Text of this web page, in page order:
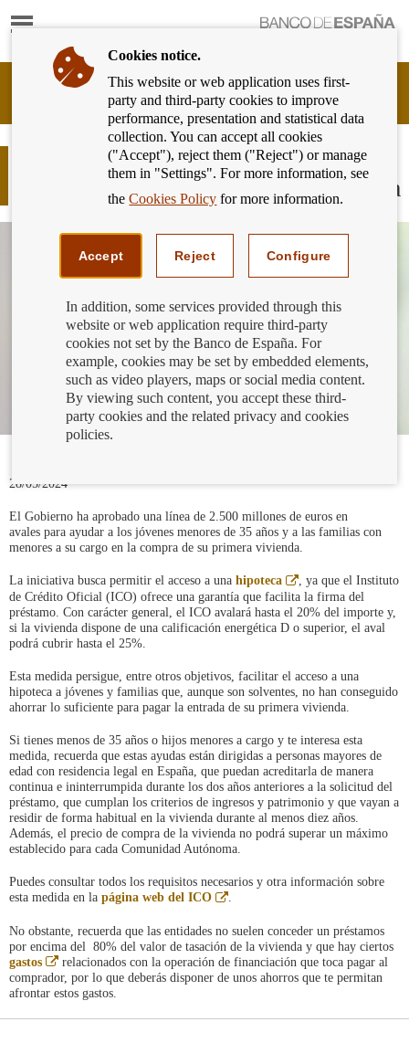
Show
Banking
Customer
Banco
España
Eurosystem,
Jóvenes y familias con niños: ayudas
para la compra de la primera vivienda
28/05/2024
El Gobierno ha aprobado una línea de 2.500 millones de euros en
avales para ayudar a los jóvenes menores de 35 años y a las familias con
menores a su cargo en la compra de su primera vivienda.
La iniciativa busca permitir el acceso a una hipoteca
Abre
en
ventana
nueva
, ya que el Instituto
de Crédito Oficial (ICO) ofrece una garantía que facilita la firma del
préstamo. Con carácter general, el ICO avalará hasta el 20% del importe y,
si la vivienda dispone de una calificación energética D o superior, el aval
podrá cubrir hasta el 25%.
Esta medida persigue, entre otros objetivos, facilitar el acceso a una
hipoteca a jóvenes y familias que, aunque son solventes, no han conseguido
ahorrar lo suficiente para pagar la entrada de su primera vivienda.
Si tienes menos de 35 años o hijos menores a cargo y te interesa esta
medida, recuerda que estas ayudas están dirigidas a personas mayores de
edad con residencia legal en España, que puedan acreditarla de manera
continua e ininterrumpida durante los dos años anteriores a la solicitud del
préstamo, que cumplan los criterios de ingresos y patrimonio y que vayan a
residir de forma habitual en la vivienda durante al menos diez años.
Además, el precio de compra de la vivienda no podrá superar un máximo
establecido para cada Comunidad Autónoma.
Puedes consultar todos los requisitos necesarios y otra información sobre
esta medida en la página web del ICO
Abre
nueva
No obstante, recuerda que las entidades no suelen conceder un préstamos
por encima del 80% del valor de tasación de la vivienda y que hay ciertos
gastos
Abre
en
ventana
nueva
relacionados con la operación de financiación que toca pagar al
comprador, por lo que deberás disponer de unos ahorros que te permitan
afrontar estos gastos.
Cookies notice.
This website or web application uses first-
party and third-party cookies to improve
performance, presentation and statistical data
collection. You can accept all cookies
("Accept"), reject them ("Reject") or manage
them in "Settings". For more information, see
theCookies Policy for more information.
Accept Reject Configure
In addition, some services provided through this
website or web application require third-party
cookies not set by the Banco de España. For
example, cookies may be set by embedded elements,
such as video players, maps or social media content.
By viewing such content, you accept these third-
party cookies and the related privacy and cookies
policies.